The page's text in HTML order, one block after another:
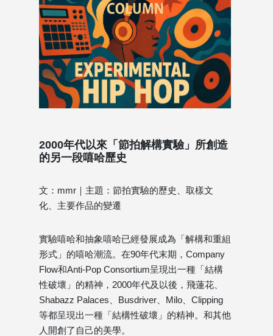
2000年代以來「節拍解構實驗」所創造
的另一段嘻哈歷史
文：mmr｜主題：節拍實驗的歷史、取樣文
化、主要作品的變遷
實驗嘻哈和抽象嘻哈已經發展成為「解構和重組
形式」的嘻哈潮流。在90年代末期，Company
Flow和Anti-Pop Consortium呈現出一種「結構
性破壞」的精神，2000年代及以後，飛蓮花、
Shabazz Palaces、Busdriver、Milo、Clipping
等都呈現出一種「結構性破壞」的精神。和其他
人開創了自己的美學。